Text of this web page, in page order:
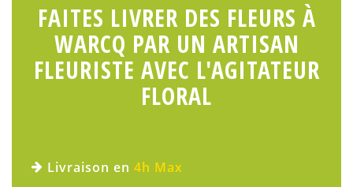
FAITES LIVRER DES FLEURS À
WARCQ PAR UN ARTISAN
FLEURISTE AVEC L'AGITATEUR
FLORAL
Livraison en 4h Max